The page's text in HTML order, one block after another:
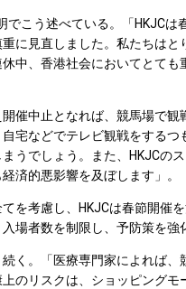
でこう述べている。「HKJCは
に見直しました。私たちはと
休中、香港社会においてとても
催中止となれば、競馬場で観
宅などでテレビ観戦をするつ
うでしょう。また、HKJCの
済的悪影響を及ぼします」。
を考慮し、HKJCは春節開催
場者数を制限し、予防策を強
く。「医療専門家によれば、
のリスクは、ショッピングモ